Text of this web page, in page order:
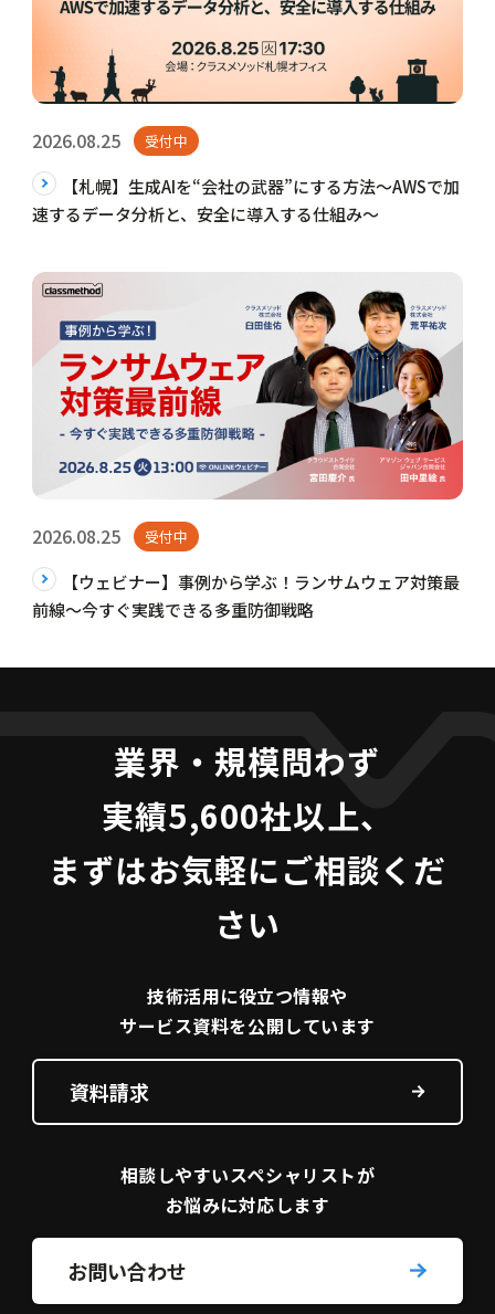
2026.08.25 受付中
【札幌】生成AIを“会社の武器”にする方法〜AWSで加
速するデータ分析と、安全に導入する仕組み〜
2026.08.25 受付中
【ウェビナー】事例から学ぶ！ランサムウェア対策最
前線～今すぐ実践できる多重防御戦略
業界・規模問わず
実績5,600社以上、
まずはお気軽にご相談くだ
さい
技術活用に役立つ情報や
サービス資料を公開しています
資料請求
相談しやすいスペシャリストが
お悩みに対応します
お問い合わせ